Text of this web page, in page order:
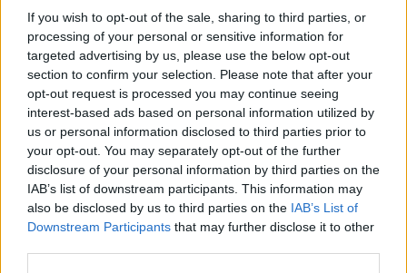
If you wish to opt-out of the sale, sharing to third parties, or
processing of your personal or sensitive information for
targeted advertising by us, please use the below opt-out
section to confirm your selection. Please note that after your
opt-out request is processed you may continue seeing
interest-based ads based on personal information utilized by
us or personal information disclosed to third parties prior to
your opt-out. You may separately opt-out of the further
disclosure of your personal information by third parties on the
IAB’s list of downstream participants. This information may
also be disclosed by us to third parties on the IAB’s List of
Downstream Participants that may further disclose it to other
ao Farense, após uma passagem pelo Tobol, clube do
Cazaquistão.
“O regresso a uma casa que bem conhece, Rui Costa
está de volta! O avançado chega com fome de golos e